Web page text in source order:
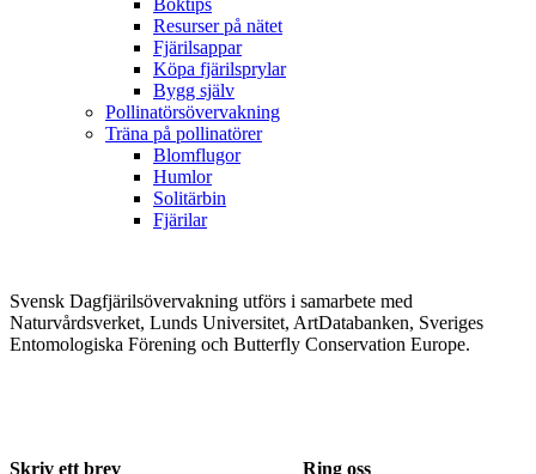
Resurser på nätet
Fjärilsappar
Köpa fjärilsprylar
Bygg själv
Pollinatörsövervakning
Träna på pollinatörer
Blomflugor
Humlor
Solitärbin
Fjärilar
Svensk Dagfjärilsövervakning utförs i samarbete med
Naturvårdsverket, Lunds Universitet, ArtDatabanken, Sveriges
Entomologiska Förening och Butterfly Conservation Europe.
Skriv ett brev Ring oss